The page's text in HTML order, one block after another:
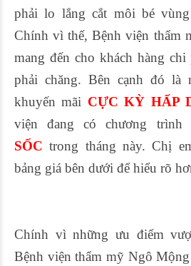
phải lo lắng cắt môi bé
Chính vì thế, Bệnh viện thẩm
mang đến cho khách hàng
phải chăng. Bên cạnh đó là
khuyến mãi CỰC KỲ HẤP
viện đang có chương trình
SỐC trong tháng này. Chị
bảng giá bên dưới để hiểu rõ
Chính vì những ưu điểm
Bệnh viện thẩm mỹ Ngô